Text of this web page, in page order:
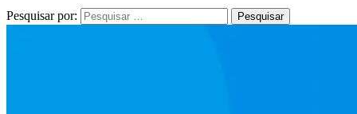
Pesquisar por: